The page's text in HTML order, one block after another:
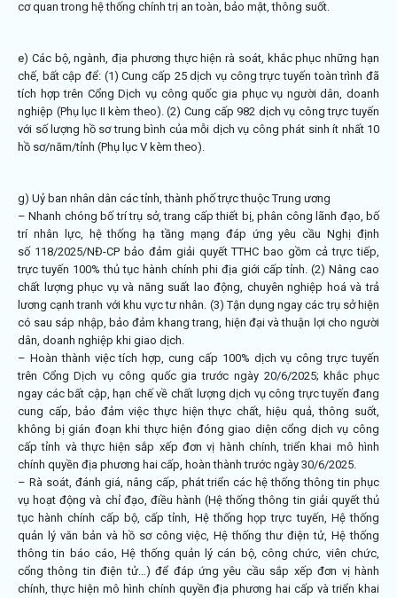
cơ quan trong hệ thống chính trị an toàn, bảo mật, thông suốt.
e) Các bộ, ngành, địa phương thực hiện rà soát, khắc phục những hạn
chế, bất cập để: (1) Cung cấp 25 dịch vụ công trực tuyến toàn trình đã
tích hợp trên Cổng Dịch vụ công quốc gia phục vụ người dân, doanh
nghiệp (Phụ lục II kèm theo). (2) Cung cấp 982 dịch vụ công trực tuyến
với số lượng hồ sơ trung bình của mỗi dịch vụ công phát sinh ít nhất 10
hồ sơ/năm/tỉnh (Phụ lục V kèm theo).
g) Uỷ ban nhân dân các tỉnh, thành phố trực thuộc Trung ương
– Nhanh chóng bố trí trụ sở, trang cấp thiết bị, phân công lãnh đạo, bố
trí nhân lực, hệ thống hạ tầng mạng đáp ứng yêu cầu Nghị định
số 118/2025/NĐ-CPbảo đảm giải quyết TTHC bao gồm cả trực tiếp,
trực tuyến 100% thủ tục hành chính phi địa giới cấp tỉnh. (2) Nâng cao
chất lượng phục vụ và năng suất lao động, chuyên nghiệp hoá và trả
lương cạnh tranh với khu vực tư nhân. (3) Tận dụng ngay các trụ sở hiện
có sau sáp nhập, bảo đảm khang trang, hiện đại và thuận lợi cho người
dân, doanh nghiệp khi giao dịch.
– Hoàn thành việc tích hợp, cung cấp 100% dịch vụ công trực tuyến
trên Cổng Dịch vụ công quốc gia trước ngày 20/6/2025; khắc phục
ngay các bất cập, hạn chế về chất lượng dịch vụ công trực tuyến đang
cung cấp, bảo đảm việc thực hiện thực chất, hiệu quả, thông suốt,
không bị gián đoạn khi thực hiện đóng giao diện cổng dịch vụ công
cấp tỉnh và thực hiện sắp xếp đơn vị hành chính, triển khai mô hình
chính quyền địa phương hai cấp, hoàn thành trước ngày 30/6/2025.
– Rà soát, đánh giá, nâng cấp, phát triển các hệ thống thông tin phục
vụ hoạt động và chỉ đạo, điều hành (Hệ thống thông tin giải quyết thủ
tục hành chính cấp bộ, cấp tỉnh, Hệ thống họp trực tuyến, Hệ thống
quản lý văn bản và hồ sơ công việc, Hệ thống thư điện tử, Hệ thống
thông tin báo cáo, Hệ thống quản lý cán bộ, công chức, viên chức,
cổng thông tin điện tử…) để đáp ứng yêu cầu sắp xếp đơn vị hành
chính, thực hiện mô hình chính quyền địa phương hai cấp và triển khai